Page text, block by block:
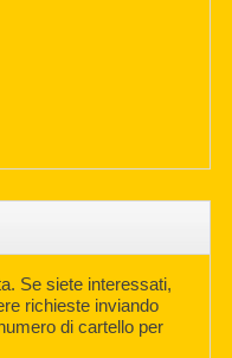
Se siete interessati,
richieste inviando
di cartello per